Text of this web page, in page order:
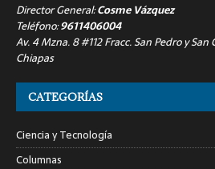
Director General:Cosme Vázquez
Teléfono:9611406004
Av. 4 Mzna. 8 #112 Fracc. San Pedro y
Chiapas
CATEGORÍAS
Ciencia y Tecnología
Columnas